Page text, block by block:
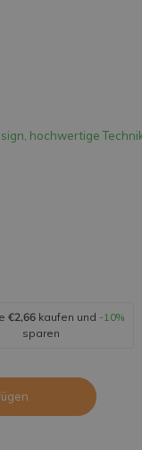
hochwertige
€2,66 kaufen und -10%
sparen